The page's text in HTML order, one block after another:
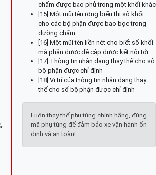
chấm được bao phủ trong một khối khác
[15] Một mũi tên rỗng biểu thị số khối
cho các bộ phận được bao bọc trong
đường chấm
[16] Một mũi tên liền nét cho biết số khối
mà phần được đề cập được kết nối tới
[17] Thông tin nhận dạng thay thế cho số
bộ phận được chỉ định
[18] Vị trí của thông tin nhận dạng thay
thế cho số bộ phận được chỉ định
Luôn thay thế phụ tùng chính hãng, đúng
mã phụ tùng để đảm bảo xe vận hành ổn
định và an toàn!